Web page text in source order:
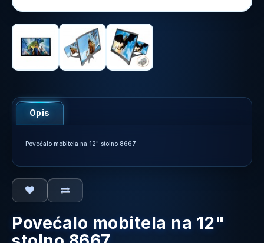
Opis
Povećalo mobitela na 12" stolno 8667
Povećalo mobitela na 12"